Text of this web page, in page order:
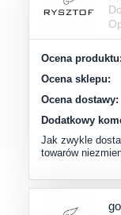
Ocena produktu:
Ocena sklepu:
Ocena dostawy:
Dodatkowy
Jak zwykle
towarów